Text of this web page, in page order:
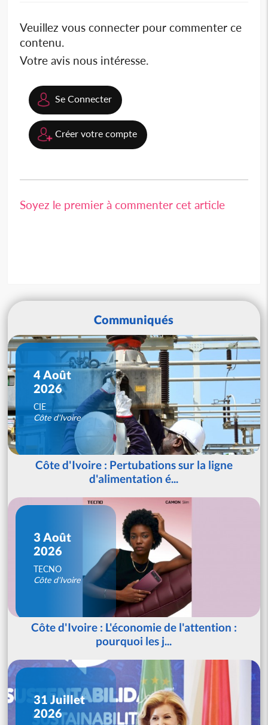
Veuillez vous connecter pour commenter ce
contenu.
Votre avis nous intéresse.
Se Connecter
Créer votre compte
Soyez le premier à commenter cet article
Communiqués
4 Août
2026
CIE
Côte d'Ivoire
Côte d'Ivoire : Pertubations sur la ligne
d'alimentation é...
3 Août
2026
TECNO
Côte d'Ivoire
Côte d'Ivoire : L'économie de l'attention :
pourquoi les j...
31 Juillet
2026